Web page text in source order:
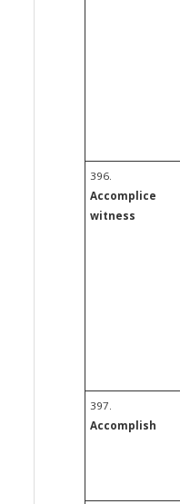
396.
Accomplice
witness
397.
Accomplish